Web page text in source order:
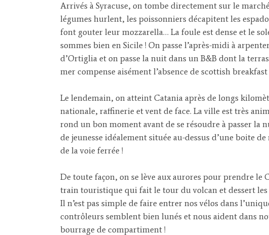
Arrivés à Syracuse, on tombe directement sur le
légumes hurlent, les poissonniers décapitent les
font gouter leur mozzarella… La foule est dense et le
sommes bien en Sicile ! On passe l’après-midi à
d’Ortiglia et on passe la nuit dans un B&B dont la
mer compense aisément l’absence de scottish breakfast
Le lendemain, on atteint Catania après de longs
nationale, raffinerie et vent de face. La ville est très
rond un bon moment avant de se résoudre à passer la
de jeunesse idéalement située au-dessus d’une boite
de la voie ferrée !
De toute façon, on se lève aux aurores pour prendre le
train touristique qui fait le tour du volcan et dessert les
Il n’est pas simple de faire entrer nos vélos dans
contrôleurs semblent bien lunés et nous aident dans
bourrage de compartiment !